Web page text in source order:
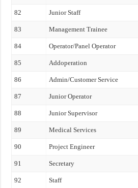
82 Junior Staff
83 Management Trainee
84 Operator/Panel Operator
85 Addoperation
86 Admin/Customer Service
87 Junior Operator
88 Junior Supervisor
89 Medical Services
90 Project Engineer
91 Secretary
92 Staff